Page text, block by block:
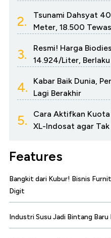
2.
Tsunami Dahsyat
Meter, 18.500
3.
Resmi! Harga
14.924/Liter,
4.
Kabar Baik Dunia,
Lagi Berakhir
5.
Cara Aktifkan
XL-Indosat agar Tak
Features
Bangkit dari Kubur! Bisnis
Digit
Industri Susu Jadi Bintang Baru